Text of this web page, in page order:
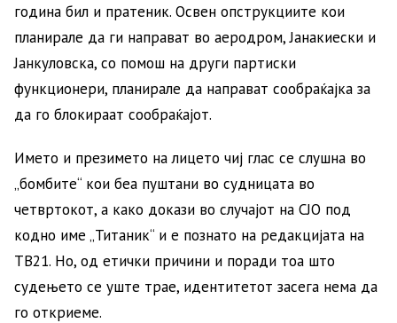
година бил и пратеник. Освен опструкциите кои
планирале да ги направат во аеродром, Јанакиески и
Јанкуловска, со помош на други партиски
функционери, планирале да направат сообраќајка за
да го блокираат сообраќајот.
Името и презимето на лицето чиј глас се слушна во
„бомбите“ кои беа пуштани во судницата во
четвртокот, а како докази во случајот на СЈО под
кодно име „Титаник“ и е познато на редакцијата на
ТВ21. Но, од етички причини и поради тоа што
судењето се уште трае, идентитетот засега нема да
го откриеме.